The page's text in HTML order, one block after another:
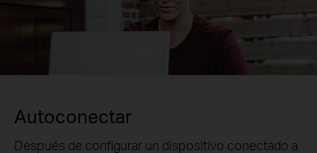
Autoconectar
Después de configurar un dispositivo conectado a